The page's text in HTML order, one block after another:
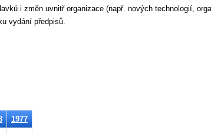
i změn uvnitř organizace (např. nových technologií,
vydání předpisů.
1977